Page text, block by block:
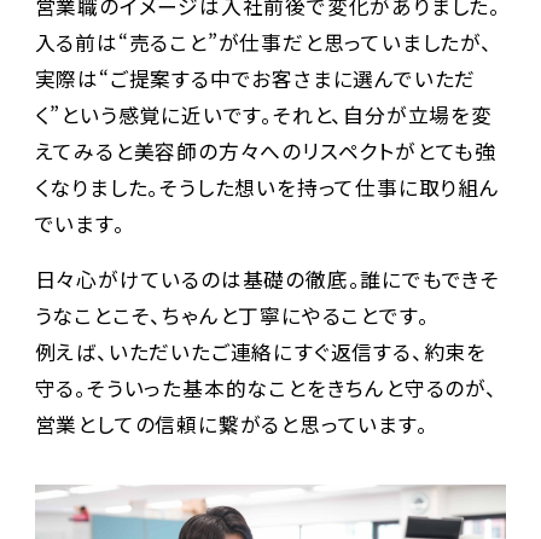
入る前は“売ること”が仕事だと思っていましたが、
実際は“ご提案する中でお客さまに選んでいただ
く”という感覚に近いです。それと、自分が立場を変
えてみると美容師の方々へのリスペクトがとても強
くなりました。そうした想いを持って仕事に取り組ん
でいます。
日々心がけているのは基礎の徹底。誰にでもできそ
うなことこそ、ちゃんと丁寧にやることです。
例えば、いただいたご連絡にすぐ返信する、約束を
守る。そういった基本的なことをきちんと守るのが、
営業としての信頼に繋がると思っています。